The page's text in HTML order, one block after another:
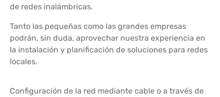
de redes inalámbricas.
Tanto las pequeñas como las grandes empresas
podrán, sin duda, aprovechar nuestra experiencia en
la instalación y planificación de soluciones para redes
locales.
Configuración de la red mediante cable o a través de